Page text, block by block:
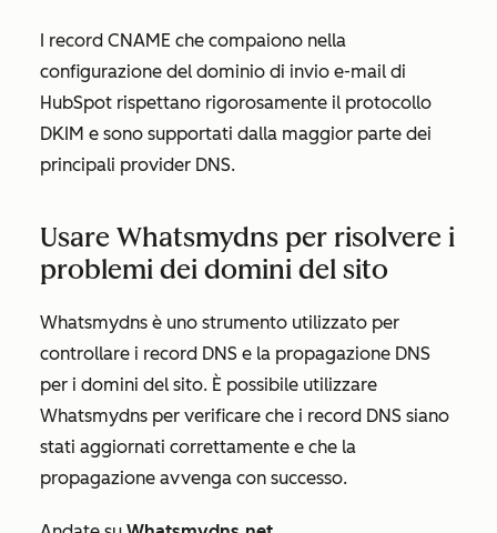
I record CNAME che compaiono nella
configurazione del dominio di invio e-mail di
HubSpot rispettano rigorosamente il protocollo
DKIM e sono supportati dalla maggior parte dei
principali provider DNS.
Usare Whatsmydns per risolvere i
problemi dei domini del sito
Whatsmydns è uno strumento utilizzato per
controllare i record DNS e la propagazione DNS
per i domini del sito. È possibile utilizzare
Whatsmydns per verificare che i record DNS siano
stati aggiornati correttamente e che la
propagazione avvenga con successo.